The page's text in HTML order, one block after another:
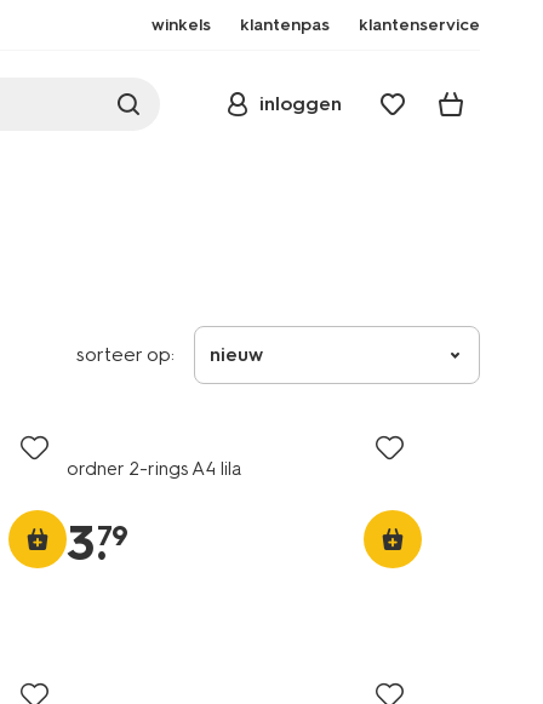
winkels klantenpas klantenservice
inloggen
sorteer op: nieuw
ordner 2-rings A4 lila
3.
79